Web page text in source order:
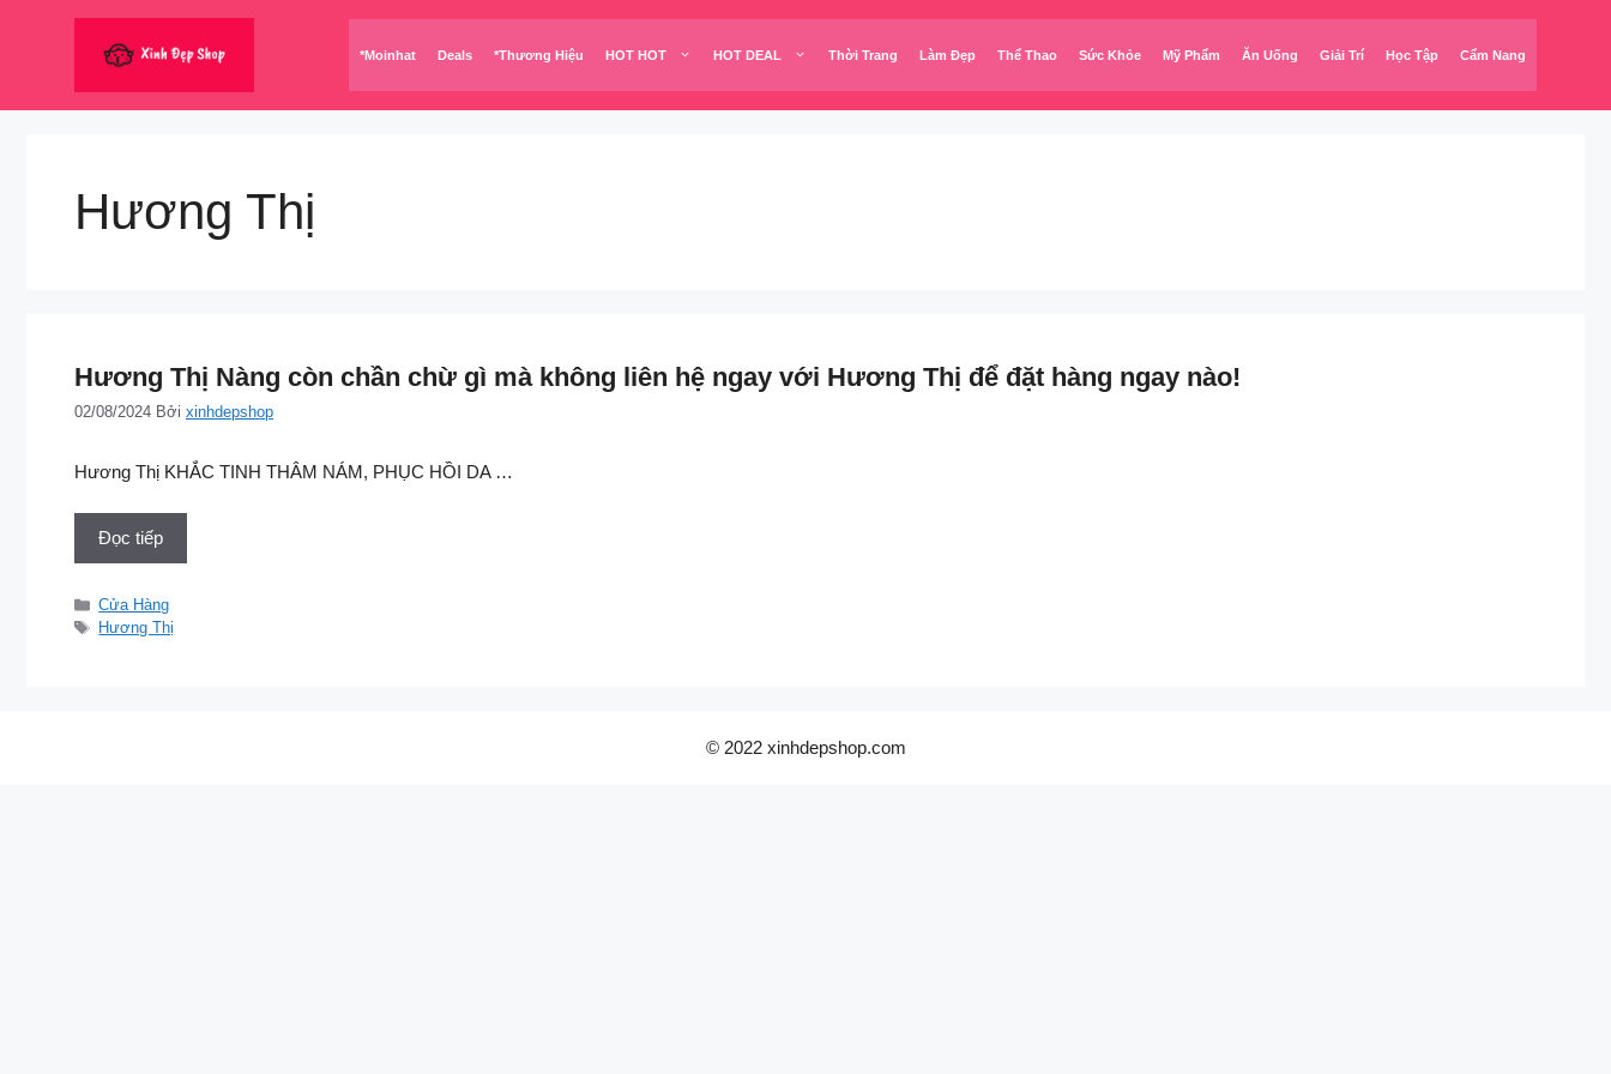
*Moinhat Deals *Thương Hiệu HOT HOT HOT DEAL Thời Trang Làm Đẹp Thể Thao Sức Khỏe Mỹ Phẩm Ăn Uống Giải Trí Học Tập Cẩm Nang
Hương Thị
Hương Thị Nàng còn chần chừ gì mà không liên hệ ngay với Hương Thị để đặt hàng ngay nào!
02/08/2024 Bởi xinhdepshop
Hương Thị KHẮC TINH THÂM NÁM, PHỤC HỒI DA …
Đọc tiếp
Danh
mục
Cửa Hàng
Thẻ
Hương Thị
© 2022 xinhdepshop.com